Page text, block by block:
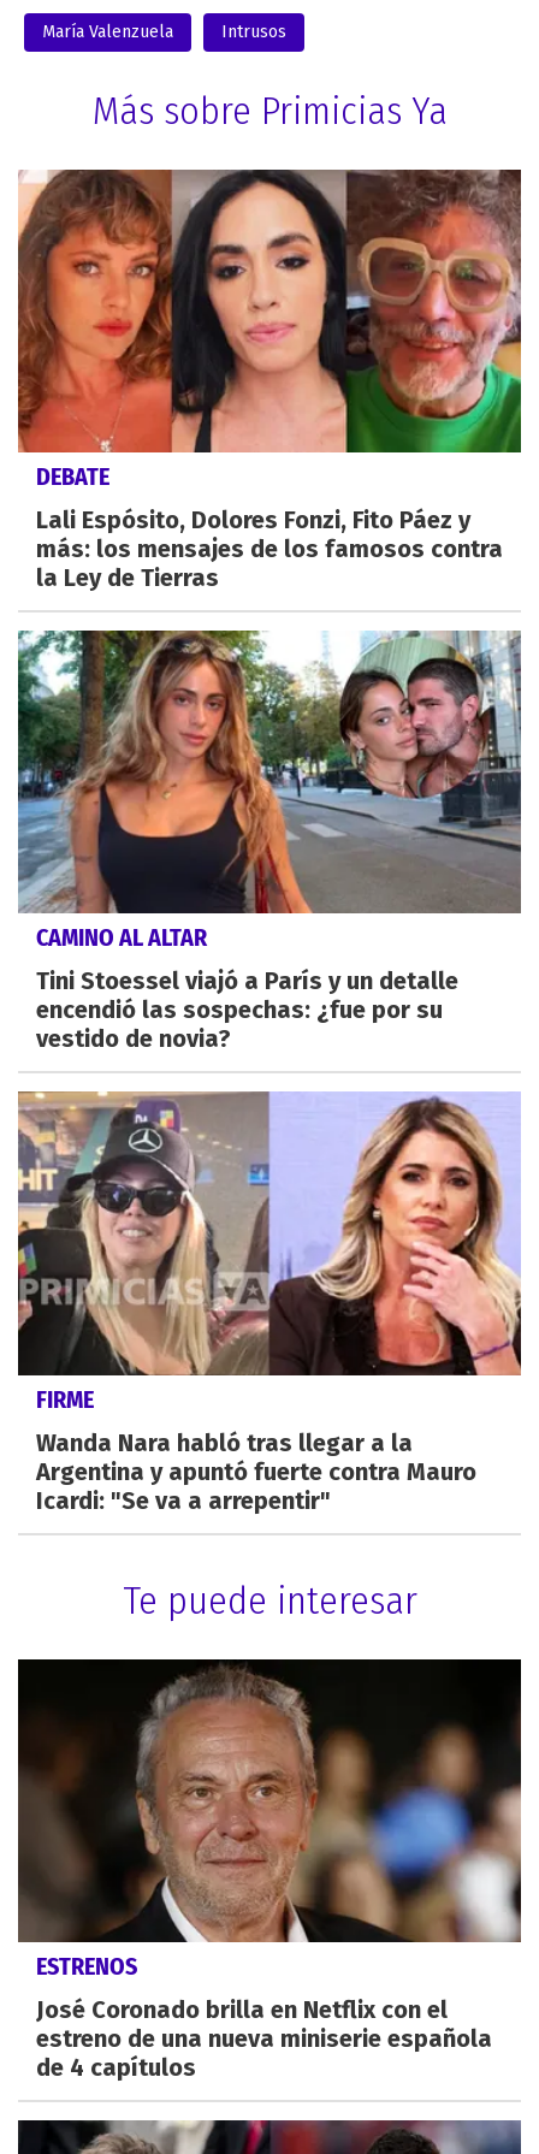
María Valenzuela Intrusos
Más sobre Primicias Ya
DEBATE
Lali Espósito, Dolores Fonzi, Fito Páez y
más: los mensajes de los famosos contra
la Ley de Tierras
CAMINO AL ALTAR
Tini Stoessel viajó a París y un detalle
encendió las sospechas: ¿fue por su
vestido de novia?
FIRME
Wanda Nara habló tras llegar a la
Argentina y apuntó fuerte contra Mauro
Icardi: "Se va a arrepentir"
Te puede interesar
ESTRENOS
José Coronado brilla en Netflix con el
estreno de una nueva miniserie española
de 4 capítulos